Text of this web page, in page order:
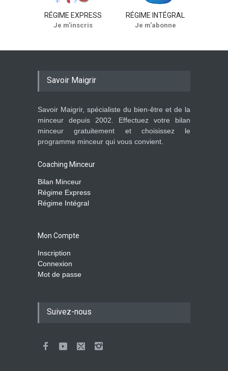
RÉGIME EXPRESS
Je m'inscris
RÉGIME INTÉGRAL
Je m'abonne
Savoir Maigrir
Savoir Maigrir, spécialiste du bien-être et de la
minceur depuis 2002. Effectuez votre bilan
minceur gratuitement et choisissez le
programme minceur qui vous convient.
Coaching Minceur
Bilan Minceur
Régime Express
Régime Intégral
Mon Compte
Inscription
Connexion
Mot de passe
Suivez-nous